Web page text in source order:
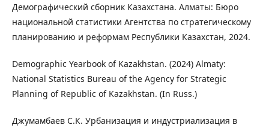
Демографический сборник Казахстана. Алматы: Бюро
национальной статистики Агентства по стратегическому
планированию и реформам Республики Казахстан, 2024.
Demographic Yearbook of Kazakhstan. (2024) Almaty:
National Statistics Bureau of the Agency for Strategic
Planning of Republic of Kazakhstan. (In Russ.)
Джумамбаев С.К. Урбанизация и индустриализация в